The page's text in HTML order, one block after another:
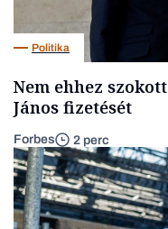
Politika
Nem ehhez
János fizetését
Forbes 2 perc